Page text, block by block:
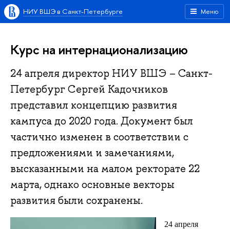
Меню
НИУ ВШЭ в Санкт-Петербурге
Курс на интернационализацию
24 апреля директор НИУ ВШЭ – Санкт-
Петербург Сергей Кадочников
представил концепцию развития
кампуса до 2020 года. Документ был
частично изменен в соответствии с
предложениями и замечаниями,
высказанными на малом ректорате 22
марта, однако основные векторы
развития были сохранены.
24 апреля